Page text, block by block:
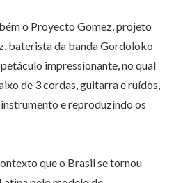
o Proyecto Gomez, projeto
baterista da banda Gordoloko
impressionante, no qual
de 3 cordas, guitarra e ruídos,
e reproduzindo os
que o Brasil se tornou